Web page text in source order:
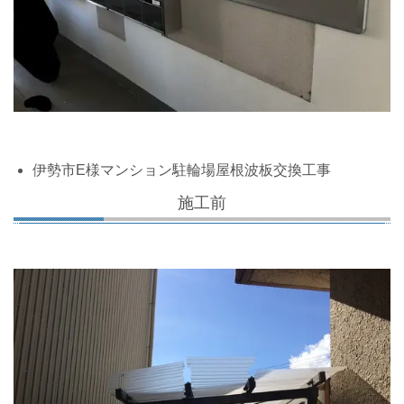
伊勢市E様マンション駐輪場屋根波板交換工事
施工前